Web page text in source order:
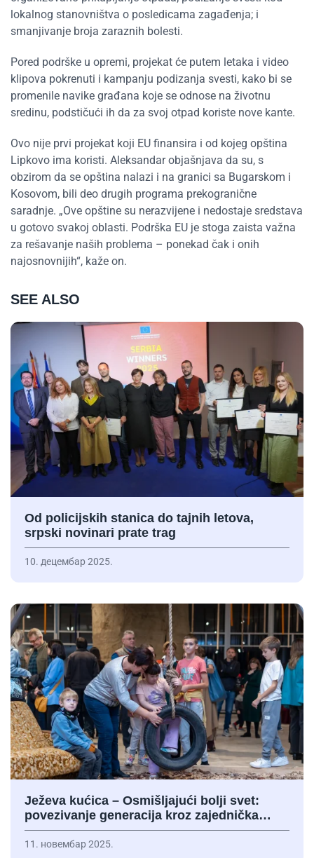
lokalnog stanovništva o posledicama zagađenja; i
smanjivanje broja zaraznih bolesti.
Pored podrške u opremi, projekat će putem letaka i video
klipova pokrenuti i kampanju podizanja svesti, kako bi se
promenile navike građana koje se odnose na životnu
sredinu, podstičući ih da za svoj otpad koriste nove kante.
Ovo nije prvi projekat koji EU finansira i od kojeg opština
Lipkovo ima koristi. Aleksandar objašnjava da su, s
obzirom da se opština nalazi i na granici sa Bugarskom i
Kosovom, bili deo drugih programa prekogranične
saradnje. „Ove opštine su nerazvijene i nedostaje sredstava
u gotovo svakoj oblasti. Podrška EU je stoga zaista važna
za rešavanje naših problema – ponekad čak i onih
najosnovnijih“, kaže on.
SEE ALSO
Od policijskih stanica do tajnih letova,
srpski novinari prate trag
10. децембар 2025.
Ježeva kućica – Osmišljajući bolji svet:
povezivanje generacija kroz zajednička…
11. новембар 2025.